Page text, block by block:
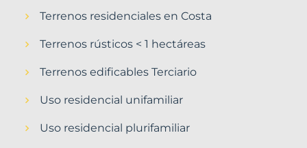
Terrenos residenciales en Costa
Terrenos rústicos < 1 hectáreas
Terrenos edificables Terciario
Uso residencial unifamiliar
Uso residencial plurifamiliar